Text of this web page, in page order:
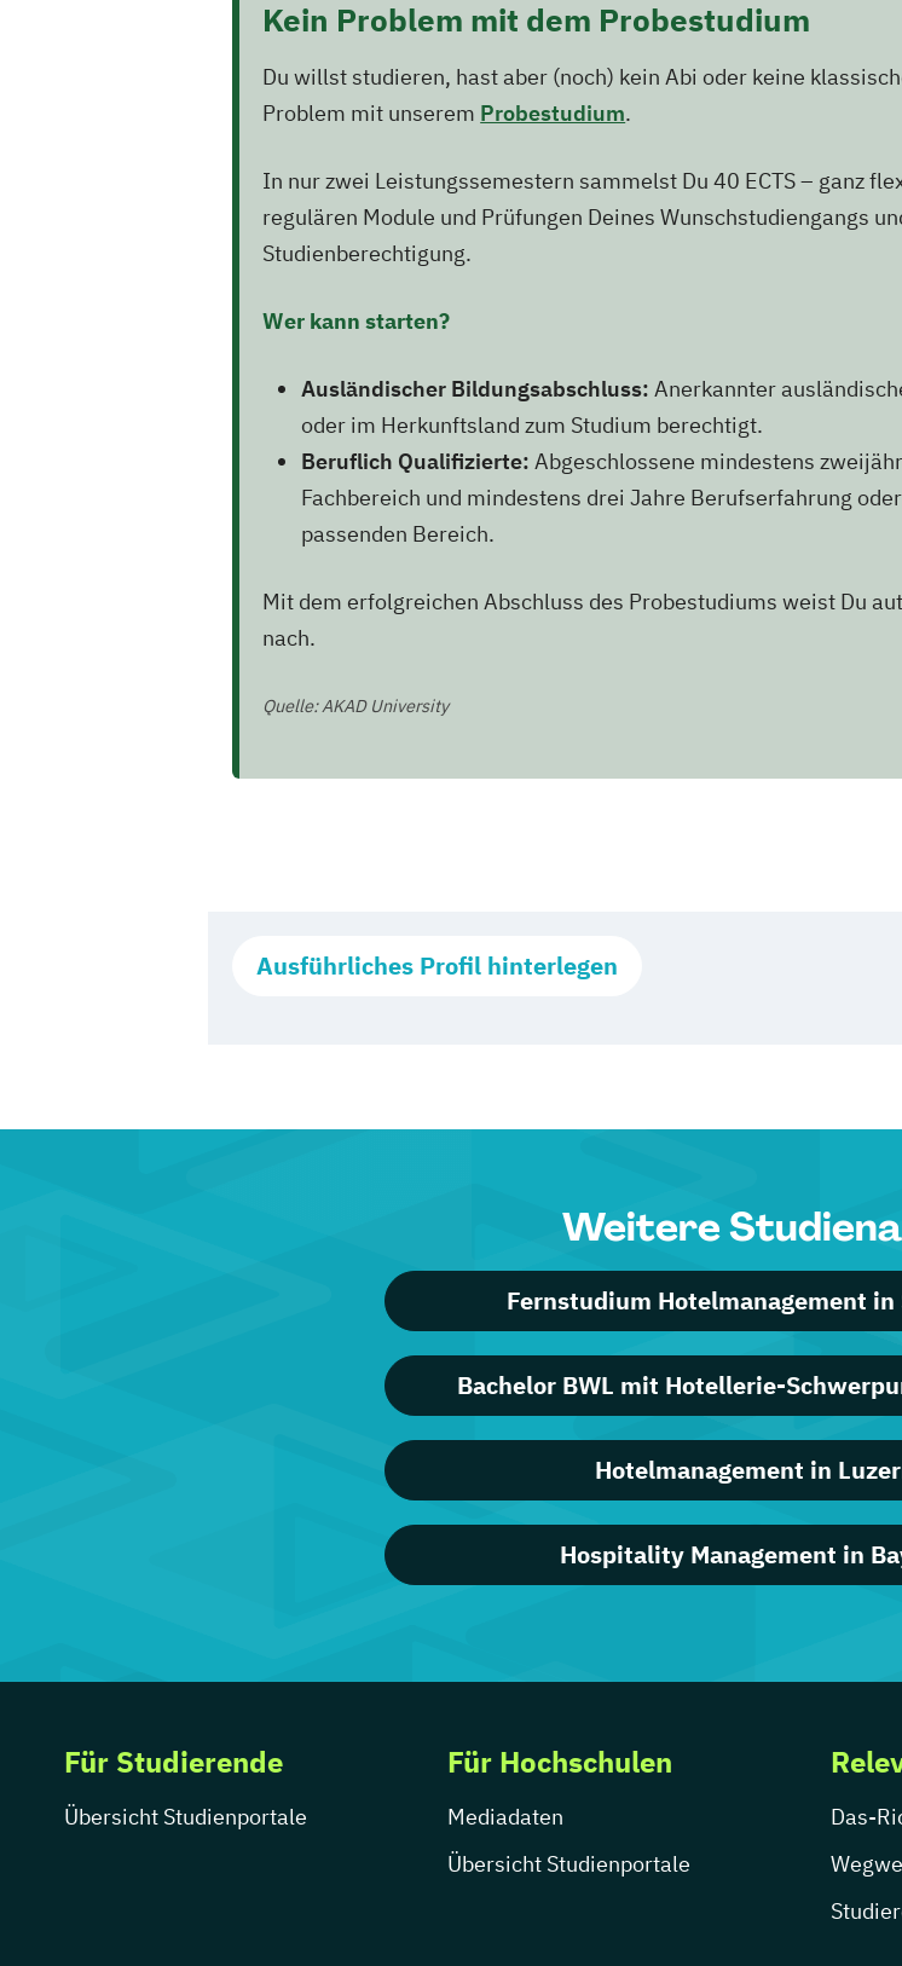
Kein Problem mit dem Probestudium
Du willst studieren, hast aber (noch) kein Abi oder keine
Problem mit unserem Probestudium.
In nur zwei Leistungssemestern sammelst Du 40 ECTS – ganz
regulären Module und Prüfungen Deines Wunschstudiengangs
Studienberechtigung.
Wer kann starten?
Ausländischer Bildungsabschluss: Anerkannter
oder im Herkunftsland zum Studium berechtigt.
Beruflich Qualifizierte: Abgeschlossene mindestens
Fachbereich und mindestens drei Jahre Berufserfahrung
passenden Bereich.
Mit dem erfolgreichen Abschluss des Probestudiums weist Du
nach.
Quelle: AKAD University
Ausführliches Profil hinterlegen
Weitere
Fernstudium Hotelmanagement
Bachelor BWL mit Hotellerie-
Hotelmanagement in
Hospitality Management in
Für Studierende
Übersicht Studienportale
Für Hochschulen
Mediadaten
Übersicht Studienportale
Das-